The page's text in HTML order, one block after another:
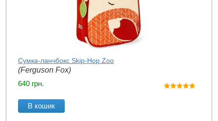
Сумка-ланчбокс Skip-Hop Zoo
(Ferguson Fox)
640 грн.
В кошик